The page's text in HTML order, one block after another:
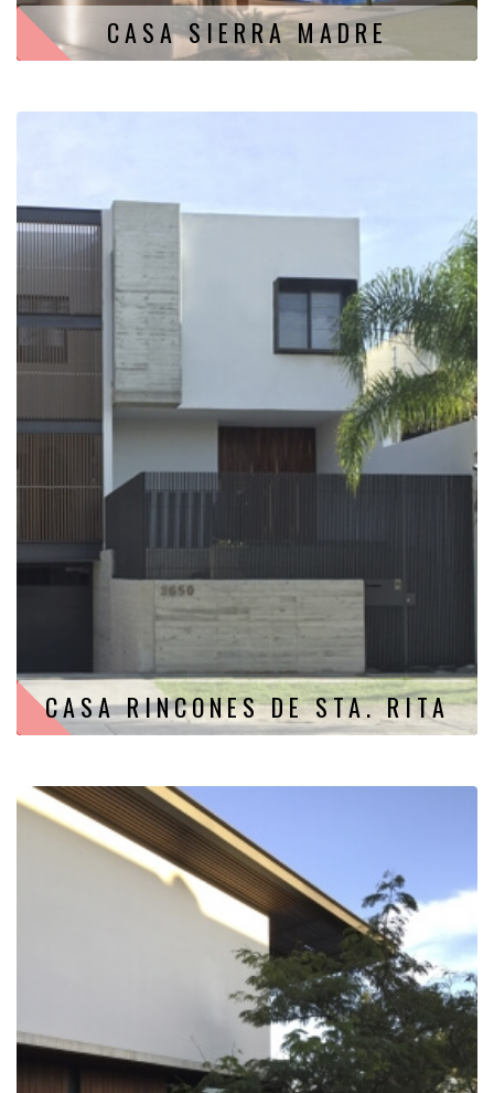
CASA SIERRA MADRE
CASA RINCONES DE STA. RITA